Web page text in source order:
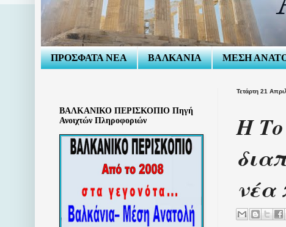
ΠΡΟΣΦΑΤΑ ΝΕΑ ΒΑΛΚΑΝΙΑ ΜΕΣΗ
Τετάρτη 21
Η
νέα
ΒΑΛΚΑΝΙΚΟ ΠΕΡΙΣΚΟΠΙΟ Πηγή
Ανοιχτών Πληροφοριών